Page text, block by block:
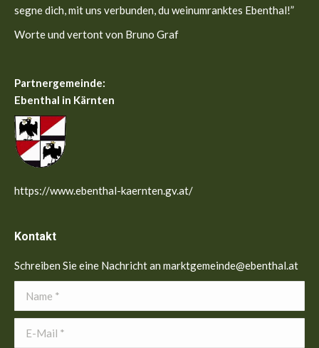
segne dich, mit uns verbunden, du weinumranktes Ebenthal!”
Worte und vertont von Bruno Graf
Partnergemeinde:
Ebenthal in Kärnten
https://www.ebenthal-kaernten.gv.at/
Kontakt
Schreiben Sie eine Nachricht an marktgemeinde@ebenthal.at